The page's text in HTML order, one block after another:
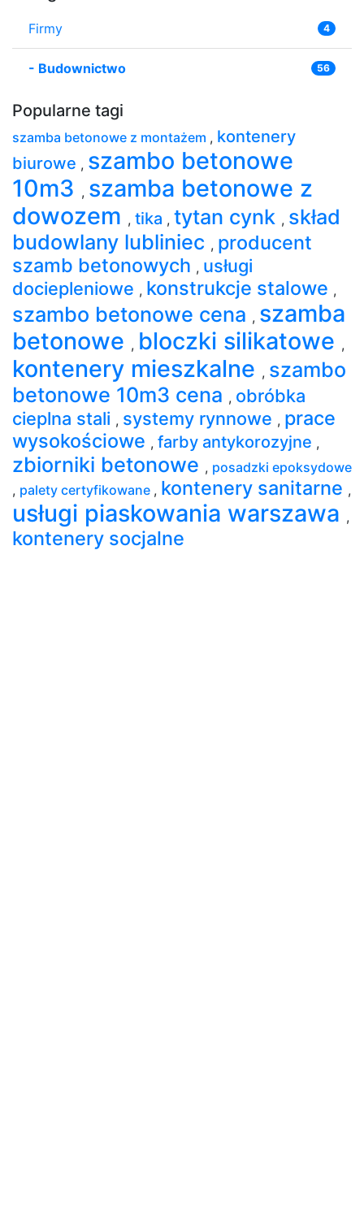
Firmy 4
- Budownictwo 56
Popularne tagi
szamba betonowe z montażem , kontenery
biurowe , szambo betonowe
10m3 , szamba betonowe z
dowozem , tika , tytan cynk , skład
budowlany lubliniec , producent
szamb betonowych , usługi
dociepleniowe , konstrukcje stalowe ,
szambo betonowe cena , szamba
betonowe , bloczki silikatowe ,
kontenery mieszkalne , szambo
betonowe 10m3 cena , obróbka
cieplna stali , systemy rynnowe , prace
wysokościowe , farby antykorozyjne ,
zbiorniki betonowe , posadzki epoksydowe
, palety certyfikowane , kontenery sanitarne ,
usługi piaskowania warszawa ,
kontenery socjalne